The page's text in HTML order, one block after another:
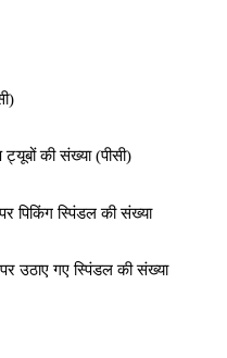
की संख्या (पीसी)
पिकिंग स्पिंडल की संख्या
उठाए गए स्पिंडल की संख्या